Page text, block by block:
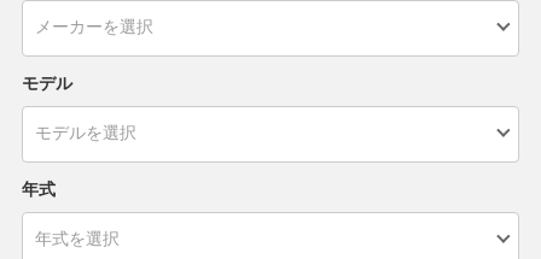
モデル
年式